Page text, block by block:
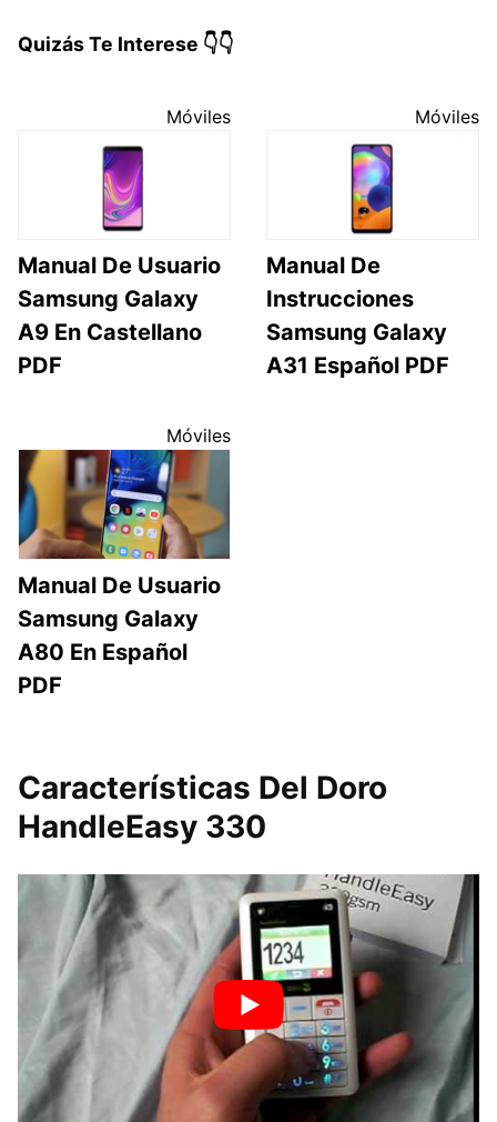
Quizás Te Interese 👇👇
Móviles
Manual De Usuario
Samsung Galaxy
A9 En Castellano
PDF
Móviles
Manual De
Instrucciones
Samsung Galaxy
A31 Español PDF
Móviles
Manual De Usuario
Samsung Galaxy
A80 En Español
PDF
Características Del Doro
HandleEasy 330